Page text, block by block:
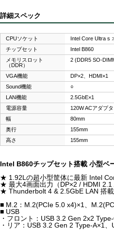
詳細スペック
CPUソケット
Intel Core Ultra s
チップセット
Intel B860
メモリスロット
（DDR）
2 (DDR5 SO-
VGA機能
DP×2、HDMI×1
Sound機能
○
LAN機能
2.5GbE×1
電源容量
120W ACアダプタ
幅
80mm
奥行
155mm
高さ
155mm
Intel B860チップセット搭載 小型ベ
★ 1.92Lの超小型筐体に最新 Intel
★ 最大4画面出力（DP×2 / HDMI 2.1
★ Thunderbolt 4 & 2.5GbE LAN 搭
■ M.2：M.2(PCIe 5.0 x4)×1、
■ USB
・フロント：USB 3.2 Gen 2x2
・リア：USB 3.2 Gen 2 Type-A×1